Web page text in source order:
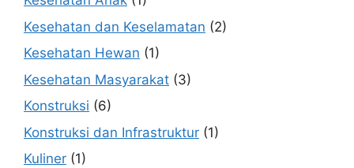
Kesehatan dan Keselamatan (2)
Kesehatan Hewan (1)
Kesehatan Masyarakat (3)
Konstruksi (6)
Konstruksi dan Infrastruktur (1)
Kuliner (1)